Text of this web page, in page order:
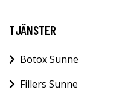
TJÄNSTER
Botox Sunne
Fillers Sunne